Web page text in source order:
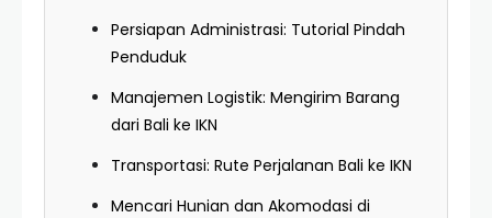
Persiapan Administrasi: Tutorial Pindah
Penduduk
Manajemen Logistik: Mengirim Barang
dari Bali ke IKN
Transportasi: Rute Perjalanan Bali ke IKN
Mencari Hunian dan Akomodasi di